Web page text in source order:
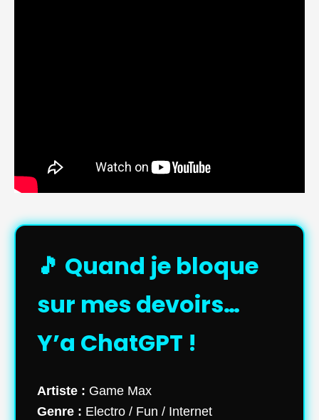
🎵 Quand je bloque
sur mes devoirs…
Y’a ChatGPT !
Artiste : Game Max
Genre : Electro / Fun / Internet